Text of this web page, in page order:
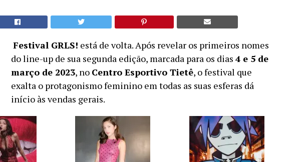
Festival GRLS! está de volta. Após revelar os primeiros nomes
do line-up de sua segunda edição, marcada para os dias4 e 5 de
março de 2023, no Centro Esportivo Tietê, o festival que
exalta o protagonismo feminino em todas as suas esferas dá
início às vendas gerais.